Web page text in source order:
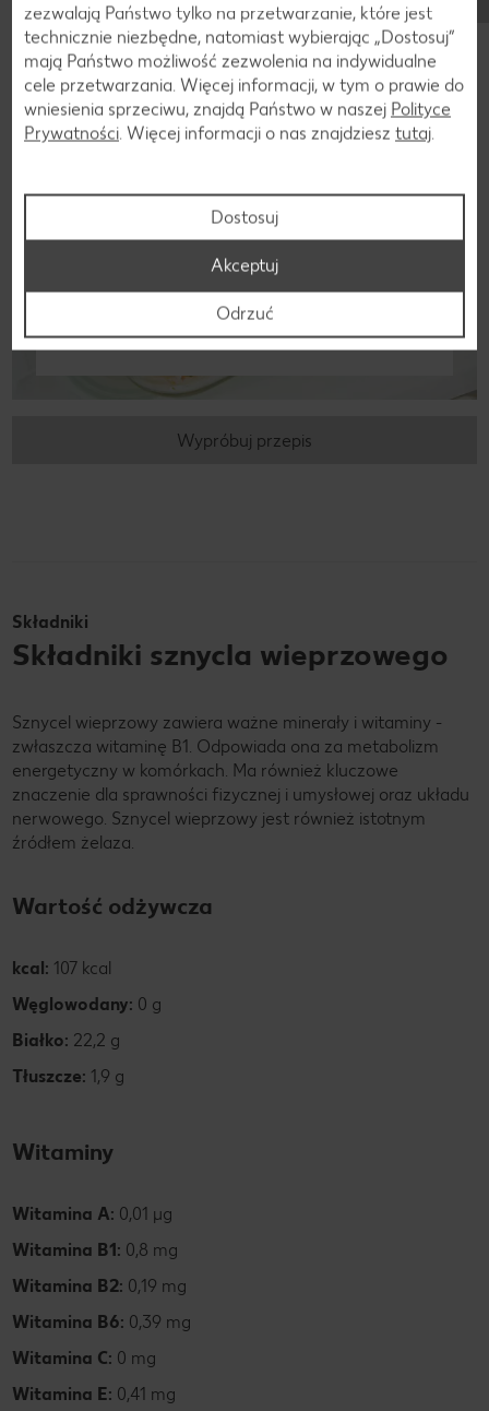
Chrupiące sznycle z sałatką z kuskusem
Wypróbuj przepis
Składniki
Składniki sznycla wieprzowego
Sznycel wieprzowy zawiera ważne minerały i witaminy -
zwłaszcza witaminę B1. Odpowiada ona za metabolizm
energetyczny w komórkach. Ma również kluczowe
znaczenie dla sprawności fizycznej i umysłowej oraz układu
nerwowego. Sznycel wieprzowy jest również istotnym
źródłem żelaza.
Wartość odżywcza
kcal: 107 kcal
Węglowodany: 0 g
Białko: 22,2 g
Tłuszcze: 1,9 g
Witaminy
Witamina A: 0,01 µg
Witamina B1: 0,8 mg
Witamina B2: 0,19 mg
Witamina B6: 0,39 mg
Witamina C: 0 mg
Witamina E: 0,41 mg
zezwalają Państwo tylko na przetwarzanie, które jest
technicznie niezbędne, natomiast wybierając „Dostosuj”
mają Państwo możliwość zezwolenia na indywidualne
cele przetwarzania. Więcej informacji, w tym o prawie do
wniesienia sprzeciwu, znajdą Państwo w naszej Polityce
Prywatności. Więcej informacji o nas znajdziesz tutaj.
Dostosuj
Odrzuć
Akceptuj